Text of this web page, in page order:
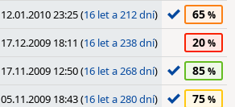
12.01.2010 23:25 (16 let a 212 dní) 65
17.12.2009 18:11 (16 let a 238 dní) 20
17.11.2009 12:50 (16 let a 268 dní) 85
05.11.2009 18:43 (16 let a 280 dní) 75